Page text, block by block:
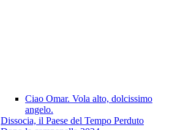
Ciao Omar. Vola alto, dolcissimo
angelo.
Dissocia, il Paese del Tempo Perduto